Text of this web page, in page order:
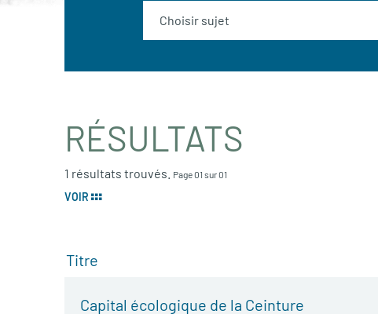
RÉSULTATS
1 résultats trouvés. Page 01 sur 01
VOIR
Titre
Capital écologique de la Ceinture